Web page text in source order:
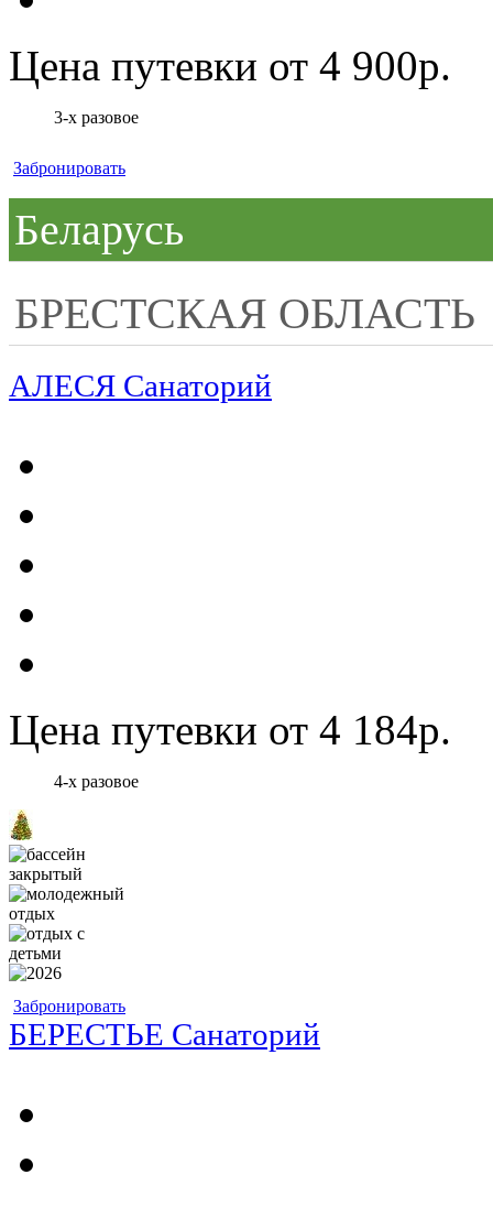
Цена путевки от 4 900р.
3-х разовое
Забронировать
Беларусь
БРЕСТСКАЯ ОБЛАСТЬ
АЛЕСЯ Санаторий
Цена путевки от 4 184р.
4-х разовое
Забронировать
БЕРЕСТЬЕ Санаторий